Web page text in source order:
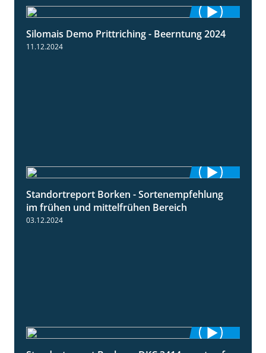
12:28
Silomais Demo Prittriching - Beerntung 2024
11.12.2024
7:53
Standortreport Borken - Sortenempfehlung
im frühen und mittelfrühen Bereich
03.12.2024